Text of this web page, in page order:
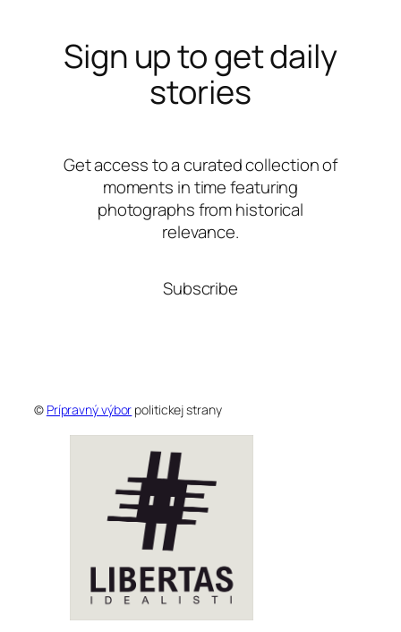
Sign up to get daily
stories
Get access to a curated collection of
moments in time featuring
photographs from historical
relevance.
Subscribe
© Prípravný výbor politickej strany